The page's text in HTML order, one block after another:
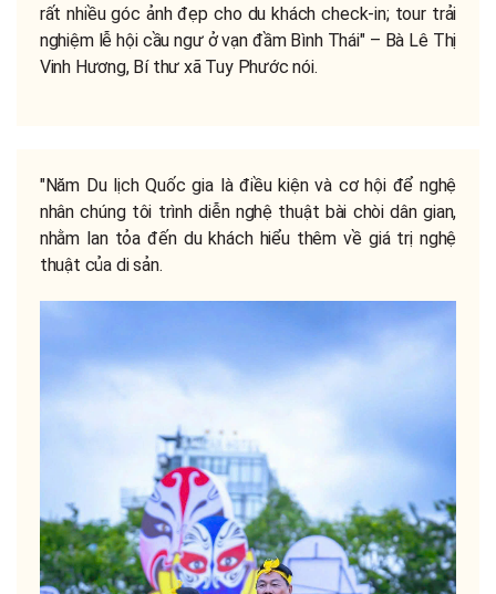
rất nhiều góc ảnh đẹp cho du khách check-in; tour trải
nghiệm lễ hội cầu ngư ở vạn đầm Bình Thái" – Bà Lê Thị
Vinh Hương, Bí thư xã Tuy Phước nói.
"Năm Du lịch Quốc gia là điều kiện và cơ hội để nghệ
nhân chúng tôi trình diễn nghệ thuật bài chòi dân gian,
nhằm lan tỏa đến du khách hiểu thêm về giá trị nghệ
thuật của di sản.